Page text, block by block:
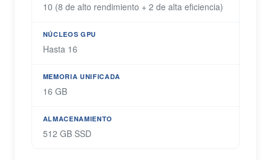
10 (8 de alto rendimiento + 2 de alta eficiencia)
NÚCLEOS GPU
Hasta 16
MEMORIA UNIFICADA
16 GB
ALMACENAMIENTO
512 GB SSD